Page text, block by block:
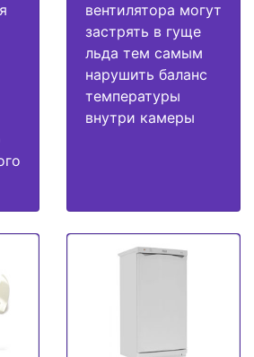
вентилятора могут
застрять в гуще
льда тем самым
нарушить баланс
температуры
внутри камеры